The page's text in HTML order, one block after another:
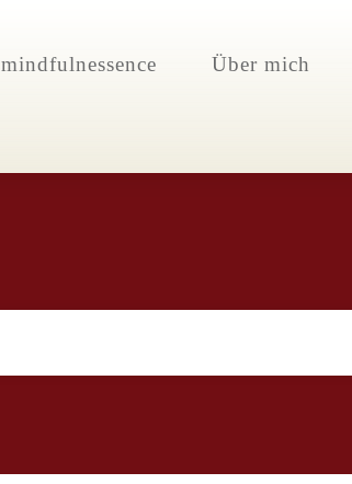
mindfulnessence Über mich